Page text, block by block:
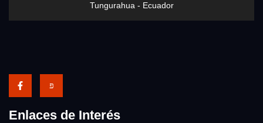
Tungurahua - Ecuador
Enlaces de Interés